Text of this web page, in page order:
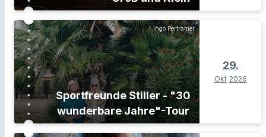
Ingo Pertramer
Sportfreunde Stiller - "30
wunderbare Jahre"-Tour
29.
Okt 2026